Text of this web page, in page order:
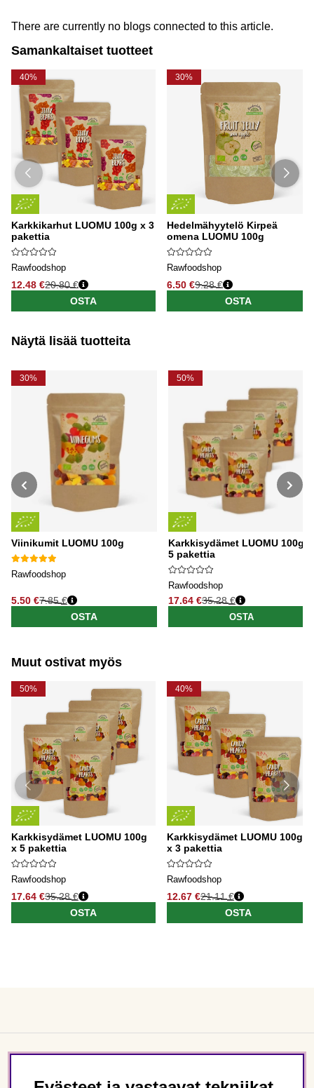
There are currently no blogs connected to this article.
Samankaltaiset tuotteet
40%
Karkkikarhut LUOMU 100g x 3
pakettia
Rawfoodshop
12.48 €20.80 €
OSTA
30%
Hedelmähyytelö Kirpeä
omena LUOMU 100g
Rawfoodshop
6.50 €9.28 €
OSTA
Näytä lisää tuotteita
30%
Viinikumit LUOMU 100g
Rawfoodshop
5.50 €
Normaali hinta
7.85 €
OSTA
50%
Karkkisydämet LUOMU 100g x
5 pakettia
Rawfoodshop
17.64 €
Normaali hinta
35.28 €
OSTA
Muut ostivat myös
50%
Karkkisydämet LUOMU 100g
x 5 pakettia
Rawfoodshop
17.64 €35.28 €
OSTA
40%
Karkkisydämet LUOMU 100g
x 3 pakettia
Rawfoodshop
12.67 €21.11 €
OSTA